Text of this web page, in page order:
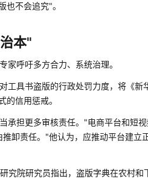
也不会追究"。
本"
家呼吁多方合力、系统治理。
工具书盗版的行政处罚力度，将《
的信用惩戒。
承担更多审核责任。"电商平台和短
推卸责任。"他认为，应推动平台建
究院研究员指出，盗版字典在农村